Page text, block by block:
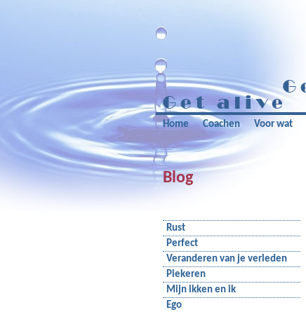
Home Coachen Voor wat
Blog
Rust
Perfect
Veranderen van je verleden
Piekeren
Mijn ikken en ik
Ego